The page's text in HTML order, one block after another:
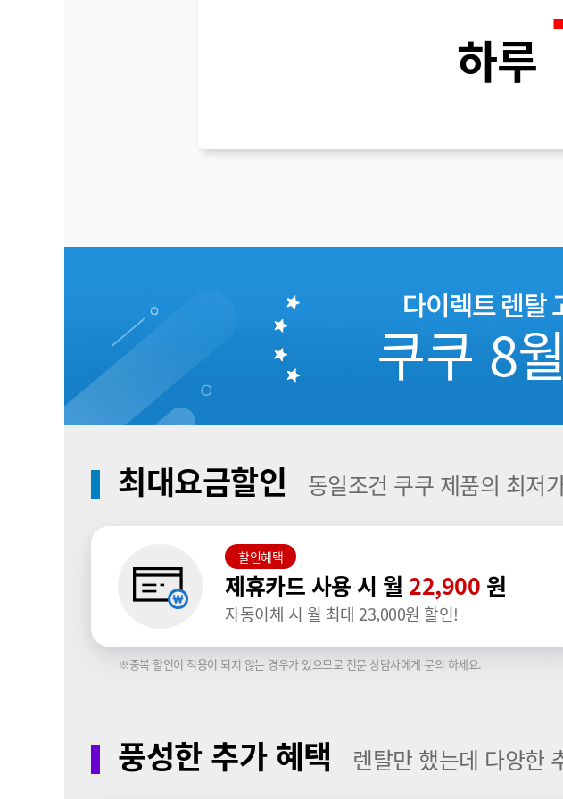
하루
쿠쿠 8
최대요금할인 동일조건 쿠쿠 제품의 최저
할인혜택
제휴카드 사용 시 월 22,900 원
자동이체 시 월 최대 23,000원 할인!
※중복 할인이 적용이 되지 않는 경우가 있으므로 전문 상담사에게 문의 하세요.
풍성한 추가 혜택 렌탈만 했는데 다양한